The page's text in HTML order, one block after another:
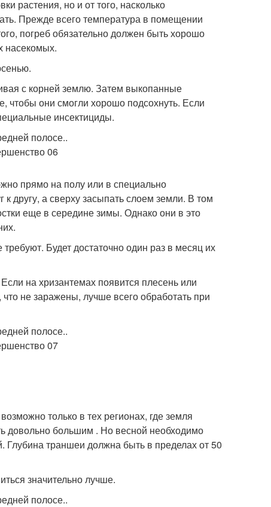
растения, но и от того, насколько
Прежде всего температура в помещении
погреб обязательно должен быть хорошо
насекомых.
с корней землю. Затем выкопанные
чтобы они смогли хорошо подсохнуть. Если
инсектициды.
прямо на полу или в специально
другу, а сверху засыпать слоем земли. В том
еще в середине зимы. Однако они в это
Будет достаточно один раз в месяц их
на хризантемах появится плесень или
не заражены, лучше всего обработать при
только в тех регионах, где земля
довольно большим . Но весной необходимо
Глубина траншеи должна быть в пределах от 50
значительно лучше.